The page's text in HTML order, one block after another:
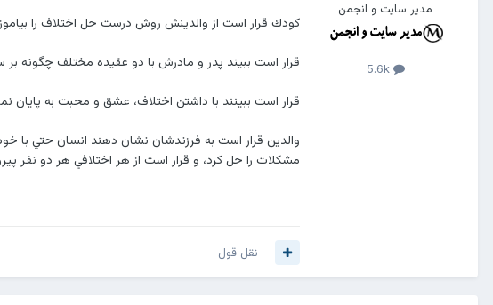
مدیر سایت و انجمن
5.6k
كودك قرار است از والدينش روش درست حل اختلاف را
قرار است ببيند پدر و مادرش با دو عقيده مختلف چگونه
قرار است ببينند با داشتن اختلاف، عشق و محبت به پايان
والدين قرار است به فرزندشان نشان دهند انسان حتي با
مشكلات را حل كرد، و قرار است از هر اختلافي هر دو نفر
نقل قول